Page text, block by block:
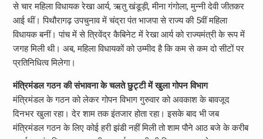
से चार महिला विधायक रेखा आर्य, ऋतु खंडूड़ी, मीना गंगोला, मुन्नी देवी जीतकर
आई थीं। पिथौरागढ़ उपचुनाव में चंद्रा पंत भाजपा से राज्य की 5वीं महिला
विधायक बनीं। पांच में से त्रिवेंद्र कैबिनेट में रेखा आर्य को राज्यमंत्री के रूप में
जगह मिली थी। अब, महिला विधायकों को उम्मीद है कि कम से कम दो सीटों पर
प्रतिनिधित्व मिलेगा।
मंत्रिमंडल गठन की संभावना के चलते छुट्टी में खुला गोपन विभाग
मंत्रिमंडल के गठन को लेकर गोपन विभाग गुरुवार को अवकाश के बावजूद
दिनभर खुला रहा। देर शाम तक इंतजार होता रहा। इसके बाद भी जब
मंत्रिमंडल गठन के लिए कोई हरी झंडी नहीं मिली तो शाम पौने आठ बजे के करीब